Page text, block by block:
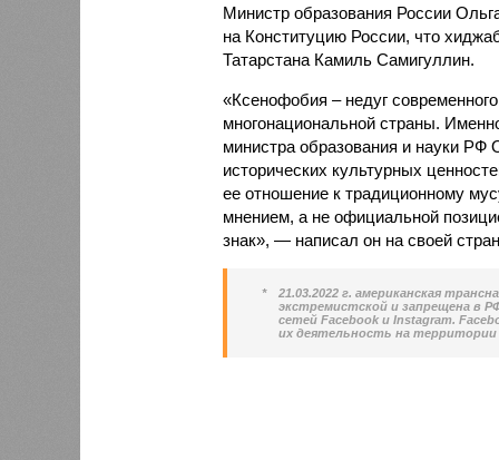
Министр образования России
на Конституцию России, что
Татарстана Камиль Самигуллин.
«Ксенофобия – недуг
многонациональной страны.
министра образования и науки РФ
исторических культурных
ее отношение к традиционному
мнением, а не официальной
знак», — написал он на своей
*
21.03.2022 г. американская
экстремистской и запрещена в
сетей Facebook и Instagram.
их деятельность на территории